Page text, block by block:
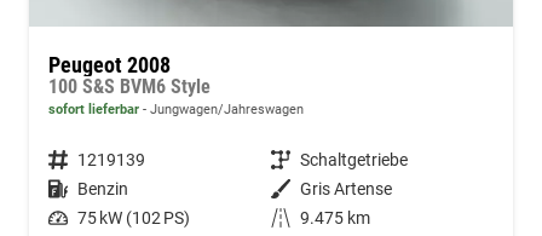
Peugeot 2008
100 S&S BVM6 Style
sofort lieferbar Jungwagen/Jahreswagen
Fahrzeugnummer 1219139 Getriebe Schaltgetriebe
Kraftstoff Benzin Außenfarbe Gris Artense
Leistung 75 kW (102 PS) Kilometerstand 9.475 km